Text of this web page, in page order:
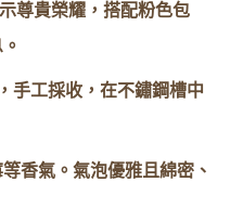
尊貴榮耀，搭配粉色包
手工採收，在不鏽鋼槽中
香氣。氣泡優雅且綿密、